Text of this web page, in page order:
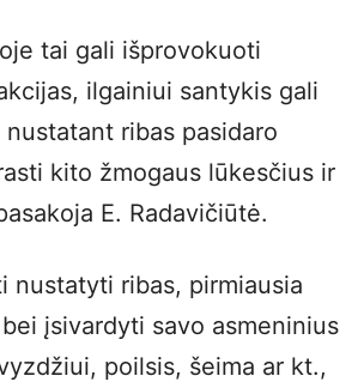
tai gali išprovokuoti
ilgainiui santykis gali
ribas pasidaro
kito žmogaus lūkesčius ir
E. Radavičiūtė.
nustatyti ribas, pirmiausia
įsivardyti savo asmeninius
poilsis, šeima ar kt.,